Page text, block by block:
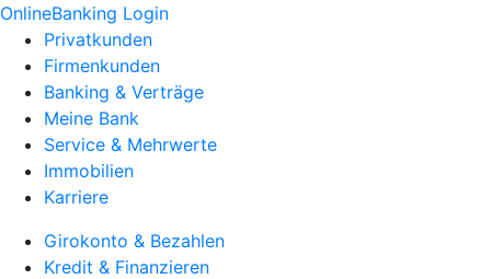
OnlineBanking Login
Privatkunden
Firmenkunden
Banking & Verträge
Meine Bank
Service & Mehrwerte
Immobilien
Karriere
Girokonto & Bezahlen
Kredit & Finanzieren